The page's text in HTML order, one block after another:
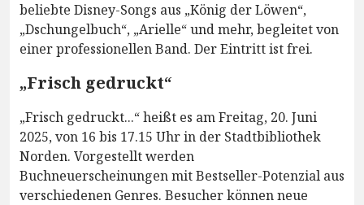
beliebte Disney-Songs aus „König der Löwen“,
„Dschungelbuch“, „Arielle“ und mehr, begleitet von
einer professionellen Band. Der Eintritt ist frei.
„Frisch gedruckt“
„Frisch gedruckt...“ heißt es am Freitag, 20. Juni
2025, von 16 bis 17.15 Uhr in der Stadtbibliothek
Norden. Vorgestellt werden
Buchneuerscheinungen mit Bestseller-Potenzial aus
verschiedenen Genres. Besucher können neue